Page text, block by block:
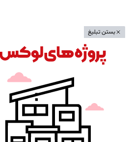
بستن تبلیغ